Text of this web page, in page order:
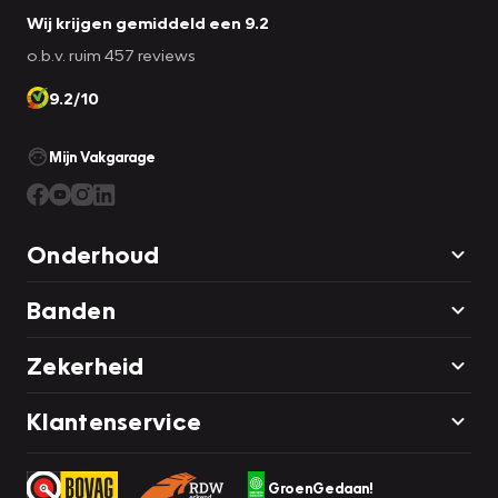
aanwezig is, dit kunt u altijd navragen bij een van onze
verkoop adviseurs.
Wij krijgen gemiddeld een 9.2
o.b.v. ruim 457 reviews
9.2/10
Mijn Vakgarage
Onderhoud
Banden
Zekerheid
Klantenservice
GroenGedaan!